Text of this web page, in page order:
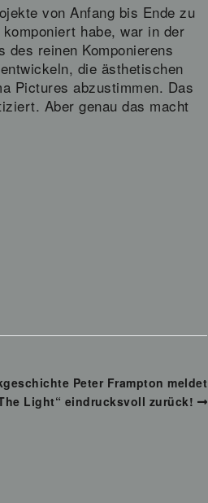
von Anfang bis Ende zu
habe, war in der
reinen Komponierens
die ästhetischen
Pictures abzustimmen. Das
Aber genau das macht
Peter Frampton meldet
Light“ eindrucksvoll zurück!